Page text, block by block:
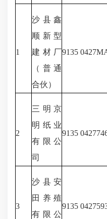
1
沙县鑫
顺新型
建材厂
（普通
合伙）
9135
2
三明京
明纸业
有限公
司
9135
3
沙县安
田养殖
有限公
9135